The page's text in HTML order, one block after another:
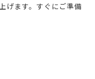
げます。すぐにご準備